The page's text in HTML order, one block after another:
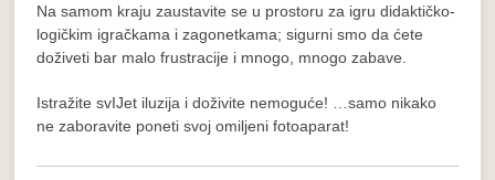
Na samom kraju zaustavite se u prostoru za igru didaktičko-
logičkim igračkama i zagonetkama; sigurni smo da ćete
doživeti bar malo frustracije i mnogo, mnogo zabave.
Istražite svIJet iluzija i doživite nemoguće! …samo nikako
ne zaboravite poneti svoj omiljeni fotoaparat!